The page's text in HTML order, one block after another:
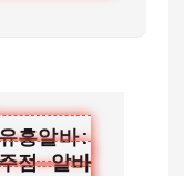
흥알바:
점 알바